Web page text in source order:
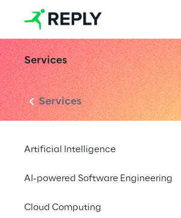
Services
Services
Artificial Intelligence
AI-powered Software Engineering
Cloud Computing